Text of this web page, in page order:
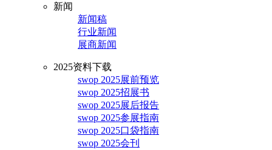
新闻
新闻稿
行业新闻
展商新闻
2025资料下载
swop 2025展前预览
swop 2025招展书
swop 2025展后报告
swop 2025参展指南
swop 2025口袋指南
swop 2025会刊